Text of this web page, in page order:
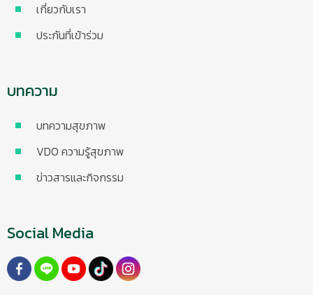
เกี่ยวกับเรา
ประกันที่เข้าร่วม
บทความ
บทความสุขภาพ
VDO ความรู้สุขภาพ
ข่าวสารและกิจกรรม
Social Media